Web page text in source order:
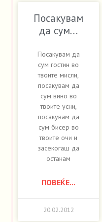
Посакувам
да сум…
Посакувам да
сум гостин во
твоите мисли,
посакувам да
сум вино во
твоите усни,
посакувам да
сум бисер во
твоите очи и
засекогаш да
останам
ПОВЕЌЕ...
20.02.2012